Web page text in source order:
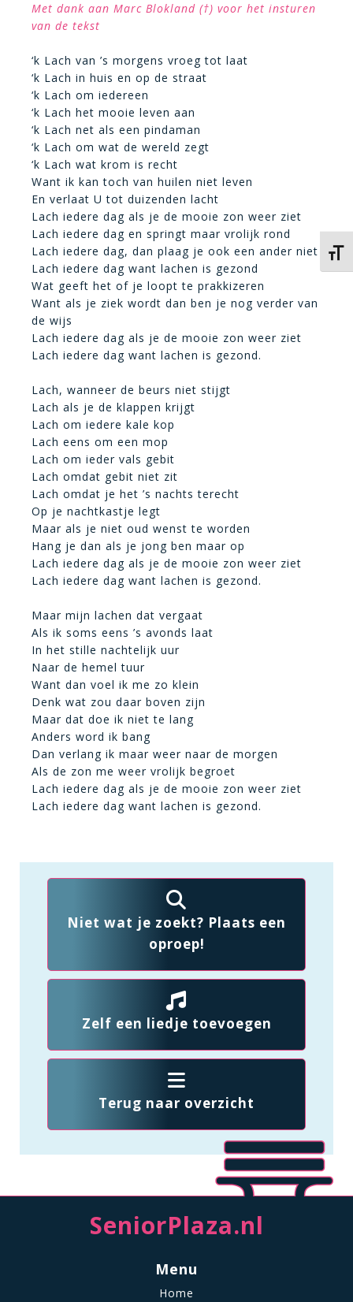
Met dank aan Marc Blokland (†) voor het insturen
van de tekst
‘k Lach van ’s morgens vroeg tot laat
‘k Lach in huis en op de straat
‘k Lach om iedereen
‘k Lach het mooie leven aan
‘k Lach net als een pindaman
‘k Lach om wat de wereld zegt
‘k Lach wat krom is recht
Want ik kan toch van huilen niet leven
En verlaat U tot duizenden lacht
Lach iedere dag als je de mooie zon weer ziet
Lach iedere dag en springt maar vrolijk rond
Lach iedere dag, dan plaag je ook een ander niet
Lach iedere dag want lachen is gezond
Wat geeft het of je loopt te prakkizeren
Want als je ziek wordt dan ben je nog verder van
de wijs
Lach iedere dag als je de mooie zon weer ziet
Lach iedere dag want lachen is gezond.
Lach, wanneer de beurs niet stijgt
Lach als je de klappen krijgt
Lach om iedere kale kop
Lach eens om een mop
Lach om ieder vals gebit
Lach omdat gebit niet zit
Lach omdat je het ’s nachts terecht
Op je nachtkastje legt
Maar als je niet oud wenst te worden
Hang je dan als je jong ben maar op
Lach iedere dag als je de mooie zon weer ziet
Lach iedere dag want lachen is gezond.
Maar mijn lachen dat vergaat
Als ik soms eens ’s avonds laat
In het stille nachtelijk uur
Naar de hemel tuur
Want dan voel ik me zo klein
Denk wat zou daar boven zijn
Maar dat doe ik niet te lang
Anders word ik bang
Dan verlang ik maar weer naar de morgen
Als de zon me weer vrolijk begroet
Lach iedere dag als je de mooie zon weer ziet
Lach iedere dag want lachen is gezond.
Niet wat je zoekt? Plaats een
oproep!
Zelf een liedje toevoegen
Terug naar overzicht
SeniorPlaza.nl
Menu
Home